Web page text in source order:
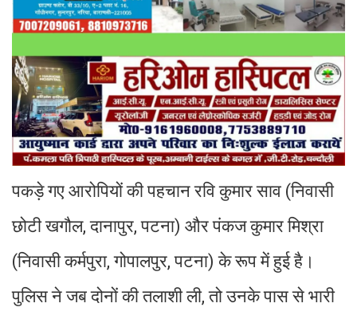
पकड़े गए आरोपियों की पहचान रवि कुमार साव (निवासी
छोटी खगौल, दानापुर, पटना) और पंकज कुमार मिश्रा
(निवासी कर्मपुरा, गोपालपुर, पटना) के रूप में हुई है।
पुलिस ने जब दोनों की तलाशी ली, तो उनके पास से भारी